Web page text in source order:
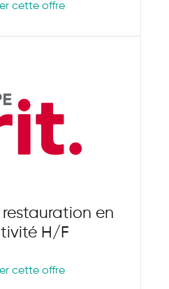
cette offre
en
H/F
cette offre